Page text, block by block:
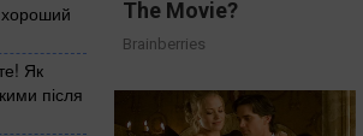
хороший
Як
після
The Movie?
Brainberries